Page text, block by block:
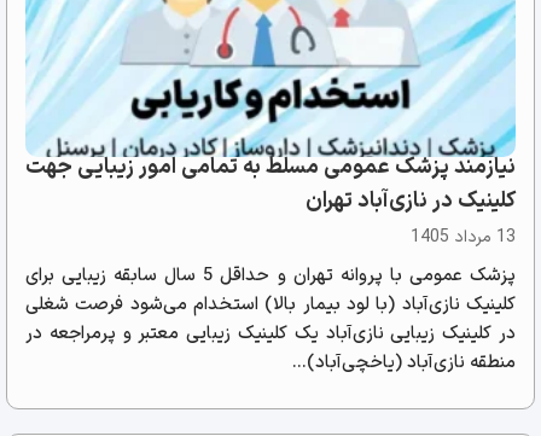
نیازمند پزشک عمومی مسلط به تمامی امور زیبایی جهت
کلینیک در نازی‌آباد تهران
13 مرداد 1405
پزشک عمومی با پروانه تهران و حداقل 5 سال سابقه زیبایی برای
کلینیک نازی‌آباد (با لود بیمار بالا) استخدام می‌شود فرصت شغلی
در کلینیک زیبایی نازی‌آباد یک کلینیک زیبایی معتبر و پرمراجعه در
منطقه نازی‌آباد (یاخچی‌آباد)...